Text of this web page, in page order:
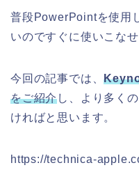
普段PowerPointを使用
いのですぐに使いこな
今回の記事では、
をご紹介し、より多く
ければと思います。
https://technica-